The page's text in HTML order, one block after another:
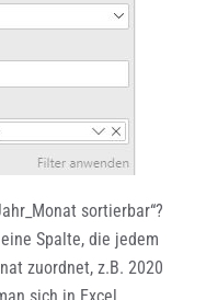
sortierbar“?
Spalte, die jedem
zuordnet, z.B. 2020